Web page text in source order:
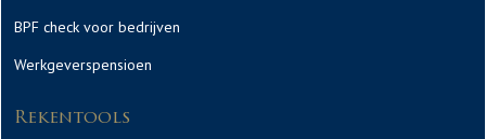
BPF check voor bedrijven
Werkgeverspensioen
Rekentools